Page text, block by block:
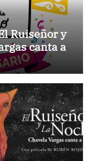
Ruiseñor y
canta a